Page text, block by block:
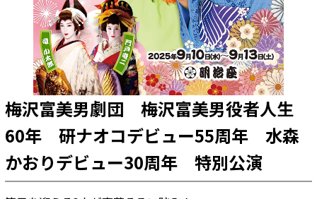
梅沢富美男劇団 梅沢富美男役者人生
60年 研ナオコデビュー55周年 水森
かおりデビュー30周年 特別公演